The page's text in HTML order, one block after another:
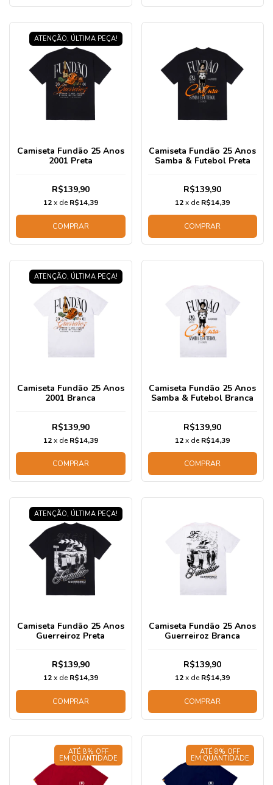
ATENÇÃO, ÚLTIMA PEÇA!
Camiseta Fundão 25 Anos
2001 Preta
R$139,90
12 x deR$14,39
COMPRAR
Camiseta Fundão 25 Anos
Samba & Futebol Preta
R$139,90
12 x deR$14,39
COMPRAR
ATENÇÃO, ÚLTIMA PEÇA!
Camiseta Fundão 25 Anos
2001 Branca
R$139,90
12 x deR$14,39
COMPRAR
Camiseta Fundão 25 Anos
Samba & Futebol Branca
R$139,90
12 x deR$14,39
COMPRAR
ATENÇÃO, ÚLTIMA PEÇA!
Camiseta Fundão 25 Anos
Guerreiroz Preta
R$139,90
12 x deR$14,39
COMPRAR
Camiseta Fundão 25 Anos
Guerreiroz Branca
R$139,90
12 x deR$14,39
COMPRAR
ATÉ 8% OFF
EM QUANTIDADE
ATÉ 8% OFF
EM QUANTIDADE